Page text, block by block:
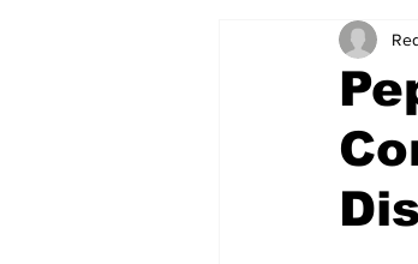
Educación